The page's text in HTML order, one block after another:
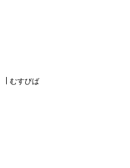
むすびば